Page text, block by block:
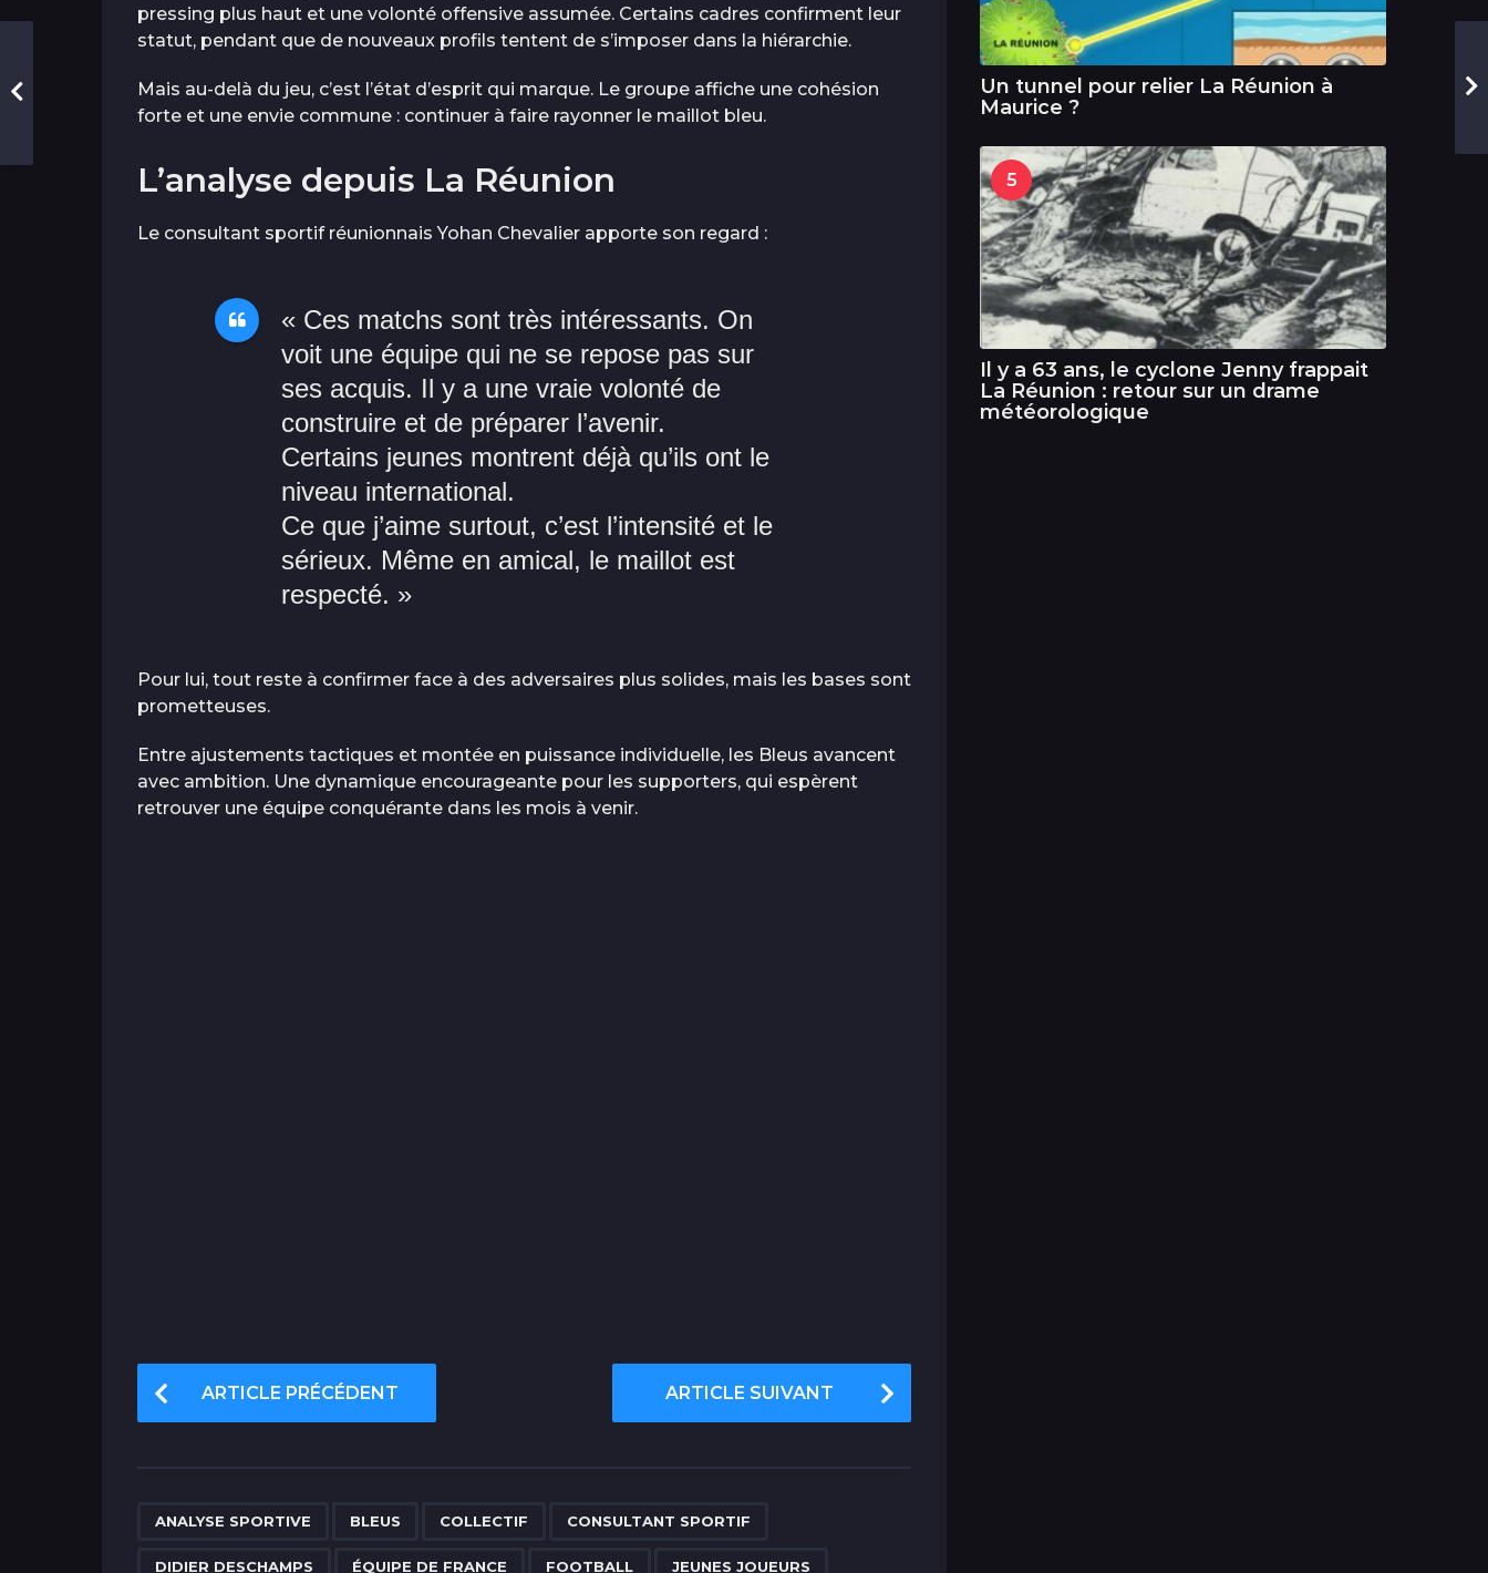
pressing plus haut et une volonté offensive assumée. Certains cadres confirment leur
statut, pendant que de nouveaux profils tentent de s’imposer dans la hiérarchie.
Mais au-delà du jeu, c’est l’état d’esprit qui marque. Le groupe affiche une cohésion
forte et une envie commune : continuer à faire rayonner le maillot bleu.
L’analyse depuis La Réunion
Le consultant sportif réunionnais Yohan Chevalier apporte son regard :
« Ces matchs sont très intéressants. On
voit une équipe qui ne se repose pas sur
ses acquis. Il y a une vraie volonté de
construire et de préparer l’avenir.
Certains jeunes montrent déjà qu’ils ont le
niveau international.
Ce que j’aime surtout, c’est l’intensité et le
sérieux. Même en amical, le maillot est
respecté. »
Pour lui, tout reste à confirmer face à des adversaires plus solides, mais les bases sont
prometteuses.
Entre ajustements tactiques et montée en puissance individuelle, les Bleus avancent
avec ambition. Une dynamique encourageante pour les supporters, qui espèrent
retrouver une équipe conquérante dans les mois à venir.
P
o
P
ARTICLE PRÉCÉDENT ARTICLE SUIVANT
ANALYSE SPORTIVE BLEUS COLLECTIF CONSULTANT SPORTIF
DIDIER DESCHAMPS ÉQUIPE DE FRANCE FOOTBALL JEUNES JOUEURS
Un tunnel pour relier La Réunion à
Maurice ?
5
Il y a 63 ans, le cyclone Jenny frappait
La Réunion : retour sur un drame
météorologique